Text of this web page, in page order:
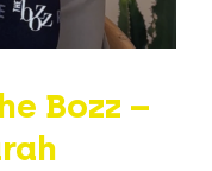
Bozz –